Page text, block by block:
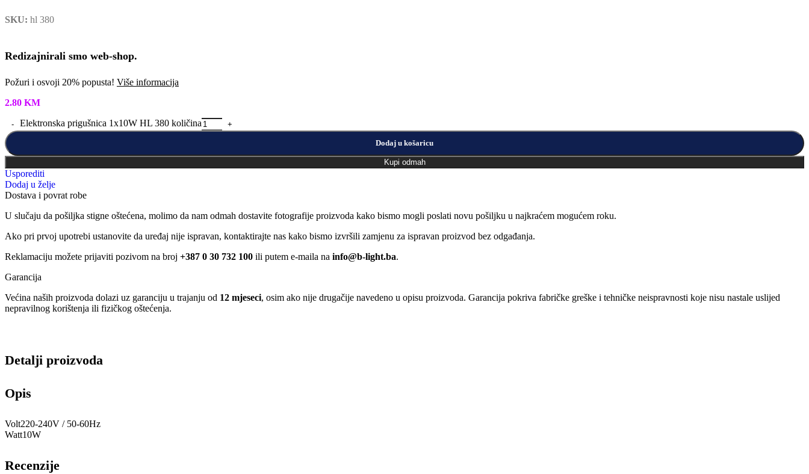
SKU: hl 380
Redizajnirali smo web-shop.
Požuri i osvoji 20% popusta! Više informacija
2.80 KM
Elektronska prigušnica 1x10W HL 380 količina
Dodaj u košaricu
Kupi odmah
Usporediti
Dodaj u želje
Dostava i povrat robe
U slučaju da pošiljka stigne oštećena, molimo da nam odmah dostavite fotografije proizvoda kako bismo mogli poslati novu pošiljku u najkraćem mogućem roku.
Ako pri prvoj upotrebi ustanovite da uređaj nije ispravan, kontaktirajte nas kako bismo izvršili zamjenu za ispravan proizvod bez odgađanja.
Reklamaciju možete prijaviti pozivom na broj +387 0 30 732 100 ili putem e-maila na info@b-light.ba.
Garancija
Većina naših proizvoda dolazi uz garanciju u trajanju od 12 mjeseci, osim ako nije drugačije navedeno u opisu proizvoda. Garancija pokriva fabričke greške i tehničke neispravnosti koje nisu nastale uslijed
nepravilnog korištenja ili fizičkog oštećenja.
Detalji proizvoda
Opis
Volt220-240V / 50-60Hz
Watt10W
Recenzije